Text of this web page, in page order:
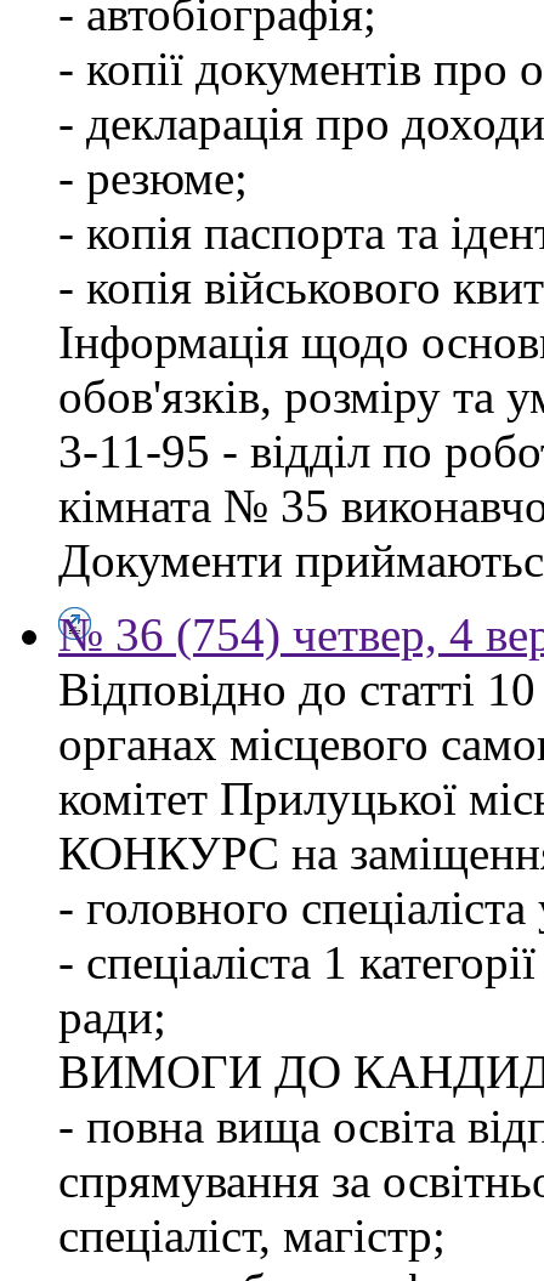
- автобіографія;
- копії документів про
- декларація про
- резюме;
- копія паспорта та
- копія військового
Інформація щодо
обов'язків, розміру та
3-11-95 - відділ по
кімната № 35
Документи
№ 36 (754) четвер, 4
Відповідно до статті
органах місцевого
комітет Прилуцької
КОНКУРС на
- головного
- спеціаліста 1
ради;
ВИМОГИ ДО
- повна вища освіта
спрямування за
спеціаліст, магістр;